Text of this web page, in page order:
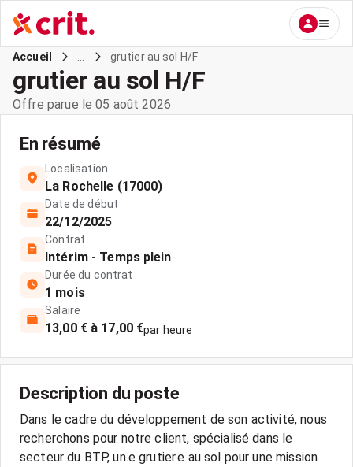
Accueil grutier au sol H/F
grutier au sol H/F
Offre parue le 05 août 2026
En résumé
Localisation
La Rochelle (17000)
Date de début
22/12/2025
Contrat
Intérim - Temps plein
Durée du contrat
1 mois
Salaire
13,00 € à 17,00 €par heure
Description du poste
Dans le cadre du développement de son activité, nous
recherchons pour notre client, spécialisé dans le
secteur du BTP, un.e grutier.e au sol pour une mission